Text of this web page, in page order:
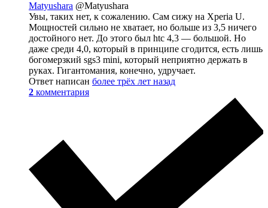
Matyushara @Matyushara
Увы, таких нет, к сожалению. Сам сижу на Xperia U.
Мощностей сильно не хватает, но больше из 3,5 ничего
достойного нет. До этого был htc 4,3 — большой. Но
даже среди 4,0, который в принципе сгодится, есть лишь
богомерзкий sgs3 mini, который неприятно держать в
руках. Гигантомания, конечно, удручает.
Ответ написан более трёх лет назад
2 комментария